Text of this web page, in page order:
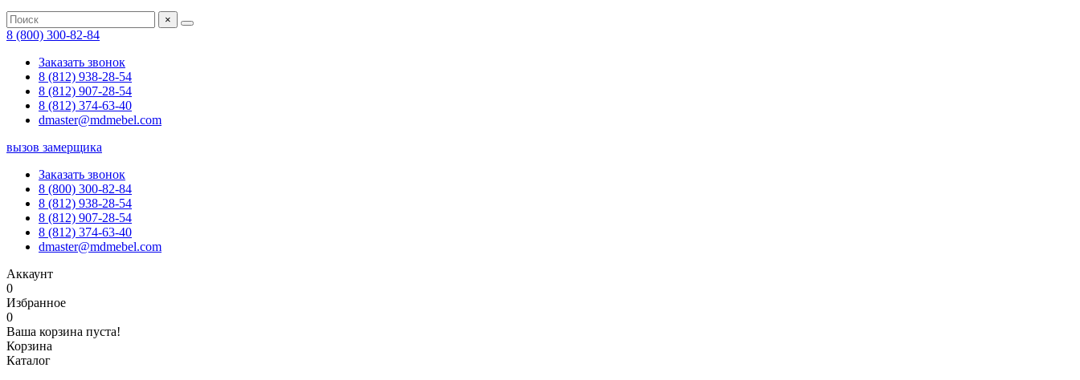
×
8 (800) 300-82-84
Заказать звонок
8 (812) 938-28-54
8 (812) 907-28-54
8 (812) 374-63-40
dmaster@mdmebel.com
вызов замерщика
Заказать звонок
8 (800) 300-82-84
8 (812) 938-28-54
8 (812) 907-28-54
8 (812) 374-63-40
dmaster@mdmebel.com
Аккаунт
0
Избранное
0
Ваша корзина пуста!
Корзина
Каталог